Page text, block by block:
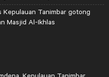
Tanimbar gotong
Masjid Al-Ikhlas